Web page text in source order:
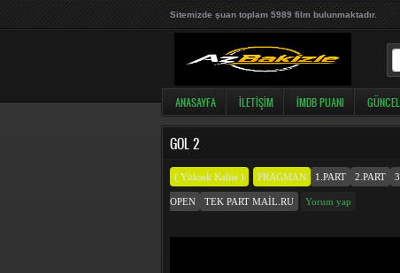
Sitemizde şuan toplam 5989 film bulunmaktadır.
ANASAYFA İLETIŞIM İMDB PUANI
GOL 2
( Yüksek Kalite ) FRAGMAN 1.PART 2.PART
OPEN TEK PART MAIL.RU Yorum yap